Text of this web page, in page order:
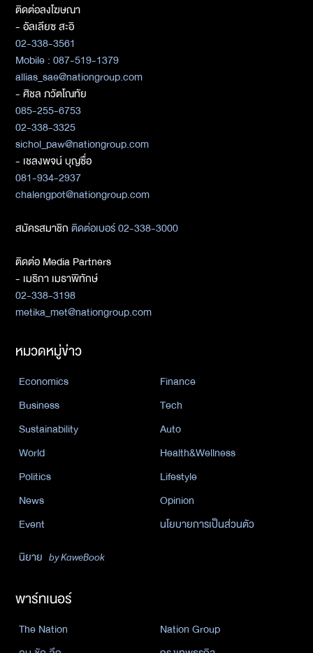
ติดต่อลงโฆษณา
- อัลเลียซ สะอิ
02-338-3561
Mobile : 087-519-1379
allias_sae@nationgroup.com
- ศิชล ภวัตโณทัย
085-255-6753
02-338-3325
sichol_paw@nationgroup.com
- เชลงพจน์ บุญซื่อ
081-934-2937
chalengpot@nationgroup.com
สมัครสมาชิกติดต่อเบอร์ 02-338-3000
ติดต่อ Media Partners
- เมธิกา เมธาพิทักษ์
02-338-3198
metika_met@nationgroup.com
หมวดหมู่ข่าว
Economics
Finance
Business
Tech
Sustainability
Auto
World
Health&Wellness
Politics
Lifestyle
News
Opinion
Event
นโยบายการเป็นส่วนตัว
นิยาย by KaweBook
พาร์ทเนอร์
The Nation
Nation Group